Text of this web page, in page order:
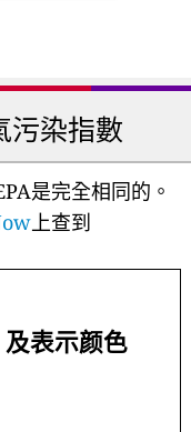
污染指數
是完全相同的。
上查到
表示颜色